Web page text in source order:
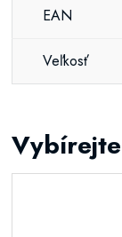
EAN
Veľkosť